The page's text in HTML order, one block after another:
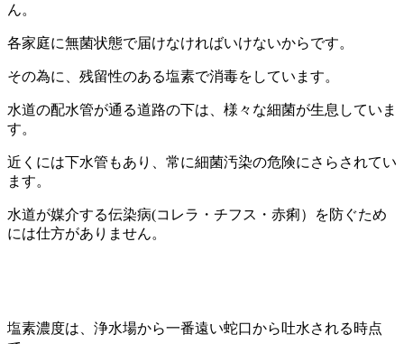
ん。
各家庭に無菌状態で届けなければいけないからです。
その為に、残留性のある塩素で消毒をしています。
水道の配水管が通る道路の下は、様々な細菌が生息していま
す。
近くには下水管もあり、常に細菌汚染の危険にさらされてい
ます。
水道が媒介する伝染病(コレラ・チフス・赤痢）を防ぐため
には仕方がありません。
塩素濃度は、浄水場から一番遠い蛇口から吐水される時点